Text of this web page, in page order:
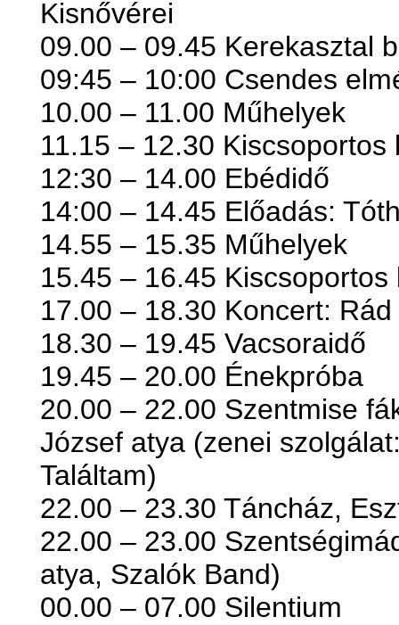
Kisnővérei
09.00 – 09.45 Kerekasztal
09:45 – 10:00 Csendes
10.00 – 11.00 Műhelyek
11.15 – 12.30 Kiscsoportos
12:30 – 14.00 Ebédidő
14:00 – 14.45 Előadás:
14.55 – 15.35 Műhelyek
15.45 – 16.45 Kiscsoportos
17.00 – 18.30 Koncert: Rád
18.30 – 19.45 Vacsoraidő
19.45 – 20.00 Énekpróba
20.00 – 22.00 Szentmise
József atya (zenei
Találtam)
22.00 – 23.30 Táncház,
22.00 – 23.00
atya, Szalók Band)
00.00 – 07.00 Silentium